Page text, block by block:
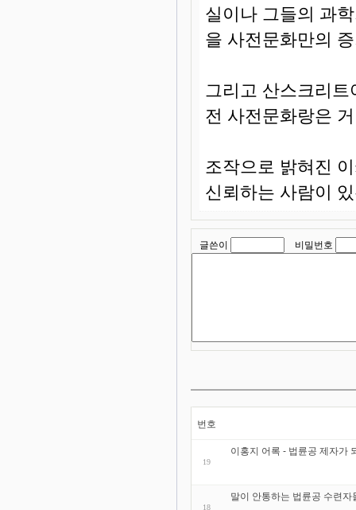
실이나 그들의 과
을 사전문화만의
그리고 산스크리
전 사전문화랑은
조작으로 밝혀진
신뢰하는 사람이
글쓴이 비밀번호
번호
19
이홍지 어록 - 법륜공 제자가
18
말이 안통하는 법륜공 수련자